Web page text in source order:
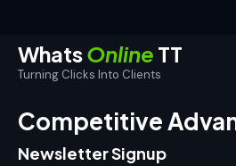
WhatsOnline TT
Turning Clicks Into Clients
Competitive
Newsletter Signup